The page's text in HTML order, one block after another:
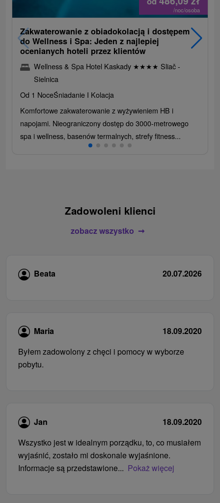
/noc/osoba
Zakwaterowanie z obiadokolacją i dostępem
do Wellness i Spa: Jeden z najlepiej
ocenianych hoteli przez klientów
Wellness & Spa Hotel Kaskady ★★★★ Sliač -
Sielnica
Od 1 NoceŚniadanie I Kolacja
Komfortowe zakwaterowanie z wyżywieniem HB i
napojami. Nieograniczony dostęp do 3000-metrowego
spa i wellness, basenów termalnych, strefy fitness...
Zadowoleni klienci
zobacz wszystko
Beata 20.07.2026
Maria
18.09.2020
Byłem zadowolony z chęci i pomocy w wyborze
pobytu.
Jan
18.09.2020
Wszystko jest w idealnym porządku, to, co musiałem
wyjaśnić, zostało mi doskonale wyjaśnione.
Informacje są przedstawione... Pokaż więcej